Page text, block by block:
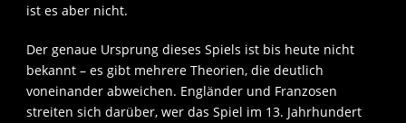
ist es aber nicht.
Der genaue Ursprung dieses Spiels ist bis heute nicht
bekannt – es gibt mehrere Theorien, die deutlich
voneinander abweichen. Engländer und Franzosen
streiten sich darüber, wer das Spiel im 13. Jahrhundert